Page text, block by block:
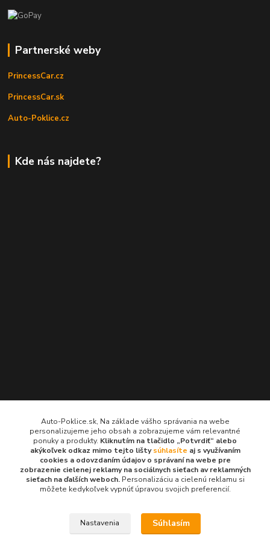
Partnerské weby
PrincessCar.cz
PrincessCar.sk
Auto-Poklice.cz
Kde nás najdete?
Kontakty
Auto-Poklice.sk
(Po-Pia, 8-16 hod.)
info@auto-poklice.sk
Auto-Poklice.sk, Na základe vášho správania na webe
personalizujeme jeho obsah a zobrazujeme vám relevantné
ponuky a produkty. Kliknutím na tlačidlo „Potvrdiť“ alebo
akýkoľvek odkaz mimo tejto lištysúhlasíte aj s využívaním
cookies a odovzdaním údajov o správaní na webe pre
zobrazenie cielenej reklamy na sociálnych sieťach av reklamných
sieťach na ďalších weboch.Personalizáciu a cielenú reklamu si
môžete kedykoľvek vypnúť úpravou svojich preferencií.
Nastavenia Súhlasím